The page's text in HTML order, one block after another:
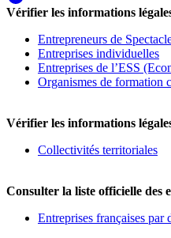
Vérifier les informations
Entrepreneurs de
Entreprises individuelles
Entreprises de l’ESS
Organismes de formation
Vérifier les informations
Collectivités territoriales
Consulter la liste officielle des
Entreprises françaises par